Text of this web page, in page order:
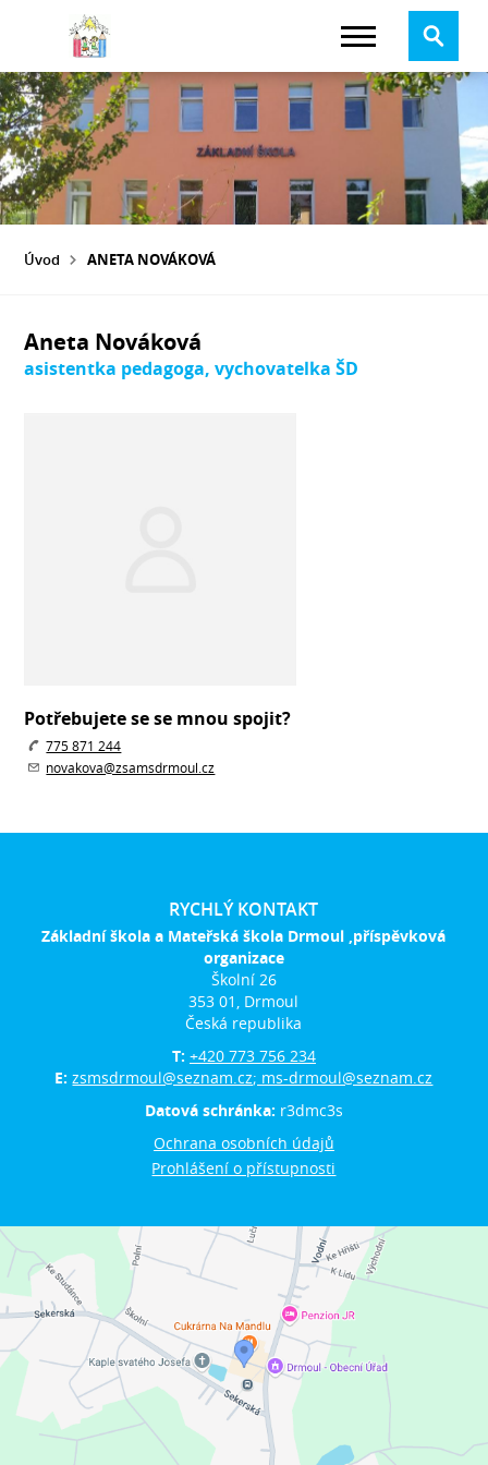
Úvod ANETA NOVÁKOVÁ
Aneta Nováková
asistentka pedagoga, vychovatelka ŠD
Potřebujete se se mnou spojit?
775 871 244
novakova@zsamsdrmoul.cz
RYCHLÝ KONTAKT
Základní škola a Mateřská škola Drmoul ,příspěvková
organizace
Školní 26
353 01, Drmoul
Česká republika
T: +420 773 756 234
E:zsmsdrmoul@seznam.cz; ms-drmoul@seznam.cz
Datová schránka: r3dmc3s
Ochrana osobních údajů
Prohlášení o přístupnosti